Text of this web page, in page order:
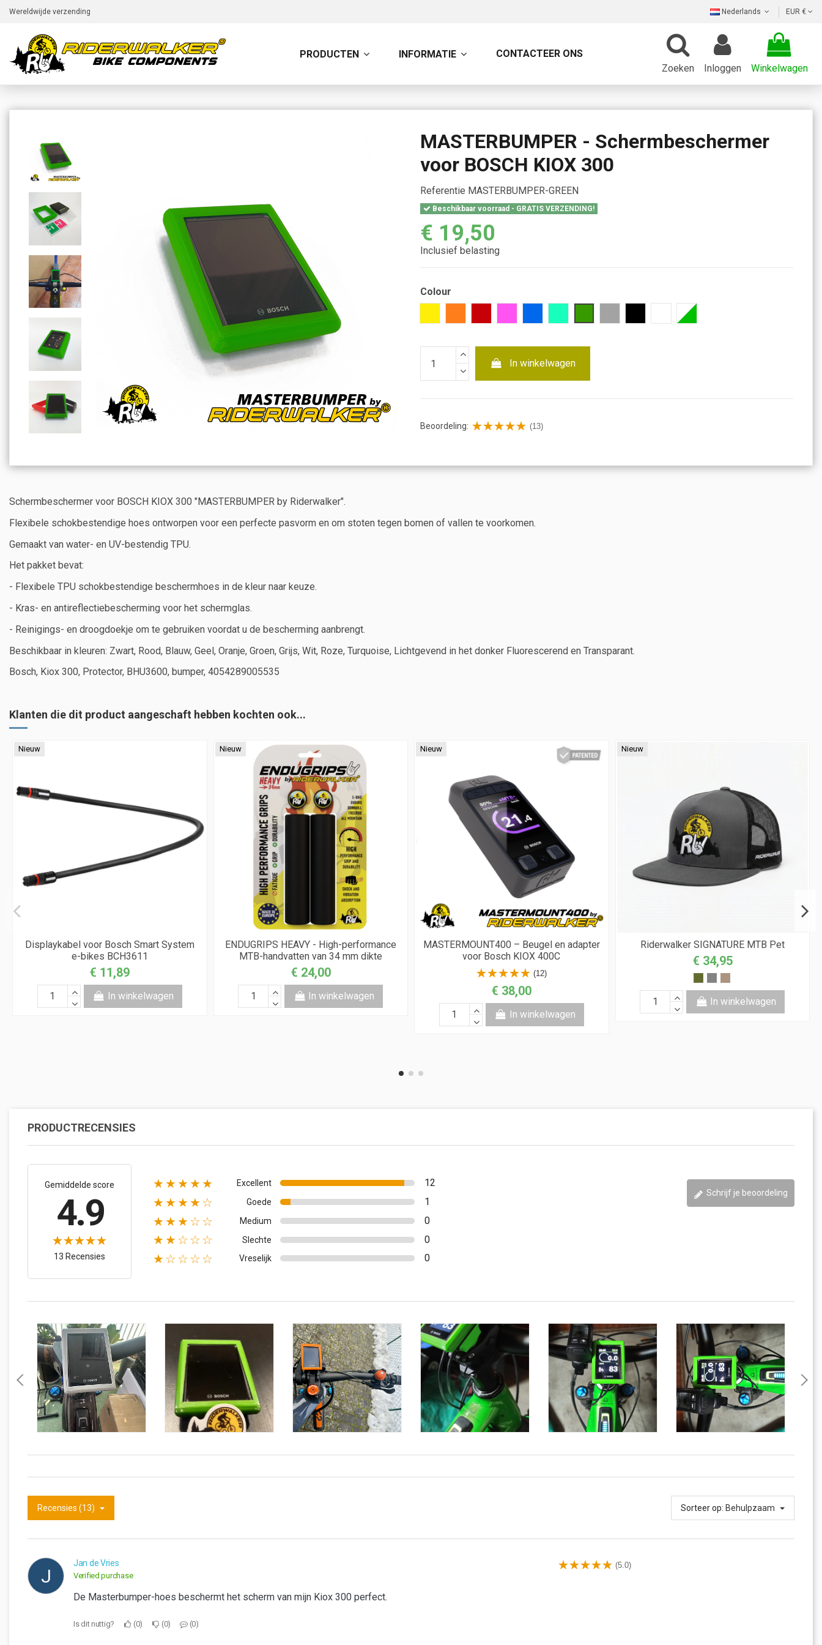
Wereldwijde verzending Nederlands EUR €
PRODUCTEN INFORMATIE
CONTACTEER ONS
Zoeken
Inloggen Winkelwagen
MASTERBUMPER - Schermbeschermer
voor BOSCH KIOX 300
Referentie MASTERBUMPER-GREEN
Beschikbaar voorraad - GRATIS VERZENDING!
€ 19,50
Inclusief belasting
Colour
Fluorescerend
In winkelwagen
Beoordeling: (13)
Schermbeschermer voor BOSCH KIOX 300 "MASTERBUMPER by Riderwalker".
Flexibele schokbestendige hoes ontworpen voor een perfecte pasvorm en om stoten tegen bomen of vallen te voorkomen.
Gemaakt van water- en UV-bestendig TPU.
Het pakket bevat:
- Flexibele TPU schokbestendige beschermhoes in de kleur naar keuze.
- Kras- en antireflectiebescherming voor het schermglas.
- Reinigings- en droogdoekje om te gebruiken voordat u de bescherming aanbrengt.
Beschikbaar in kleuren: Zwart, Rood, Blauw, Geel, Oranje, Groen, Grijs, Wit, Roze, Turquoise, Lichtgevend in het donker Fluorescerend en Transparant.
Bosch, Kiox 300, Protector, BHU3600, bumper, 4054289005535
Klanten die dit product aangeschaft hebben kochten ook...
Nieuw
Displaykabel voor Bosch Smart System
e-bikes BCH3611
€ 11,89
In winkelwagen
Nieuw
ENDUGRIPS HEAVY - High-performance
MTB-handvatten van 34 mm dikte
€ 24,00
In winkelwagen
Nieuw
MASTERMOUNT400 – Beugel en adapter
voor Bosch KIOX 400C
(12)
€ 38,00
In winkelwagen
Nieuw
Riderwalker SIGNATURE MTB Pet
€ 34,95
In winkelwagen
PRODUCTRECENSIES
Gemiddelde score
4.9
13 Recensies
★★★★★ Excellent 12
★★★★☆ Goede 1
★★★☆☆ Medium 0
★★☆☆☆ Slechte 0
★☆☆☆☆ Vreselijk 0
Schrijf je beoordeling
Recensies (13) Sorteer op: Behulpzaam
J
Jan de Vries
Verified purchase
(5.0)
De Masterbumper-hoes beschermt het scherm van mijn Kiox 300 perfect.
Is dit nuttig? 0 0 0